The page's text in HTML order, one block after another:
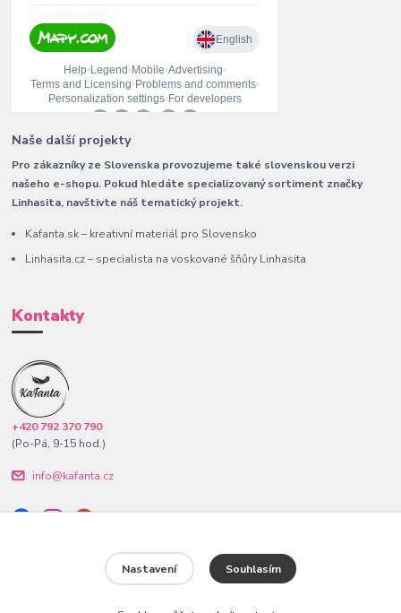
Naše další projekty
Pro zákazníky ze Slovenska provozujeme také slovenskou verzi
našeho e-shopu. Pokud hledáte specializovaný sortiment značky
Linhasita, navštivte náš tematický projekt.
Kafanta.sk – kreativní materiál pro Slovensko
Linhasita.cz – specialista na voskované šňůry Linhasita
Kontakty
+420 792 370 790
(Po-Pá, 9-15 hod.)
info@kafanta.cz
Nastavení Souhlasím